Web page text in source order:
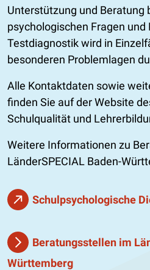
Unterstützung und Beratung
psychologischen Fragen und
Testdiagnostik wird in
besonderen Problemlagen
Alle Kontaktdaten sowie
finden Sie auf der Website
Schulqualität und
Weitere Informationen zu
LänderSPECIAL Baden-
Schulpsychologische
Beratungsstellen im
Württemberg